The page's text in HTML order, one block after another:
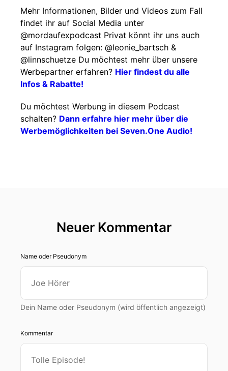
Mehr Informationen, Bilder und Videos zum Fall
findet ihr auf Social Media unter
@mordaufexpodcast Privat könnt ihr uns auch
auf Instagram folgen: @leonie_bartsch &
@linnschuetze Du möchtest mehr über unsere
Werbepartner erfahren? Hier findest du alle
Infos & Rabatte!
Du möchtest Werbung in diesem Podcast
schalten? Dann erfahre hier mehr über die
Werbemöglichkeiten bei Seven.One Audio!
Neuer Kommentar
Name oder Pseudonym
Dein Name oder Pseudonym (wird öffentlich angezeigt)
Kommentar